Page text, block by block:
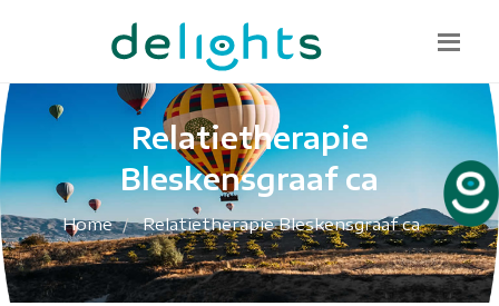
085 130 1482
info@delights.nu
Relatietherapie
Bleskensgraaf ca
Home Relatietherapie Bleskensgraaf ca